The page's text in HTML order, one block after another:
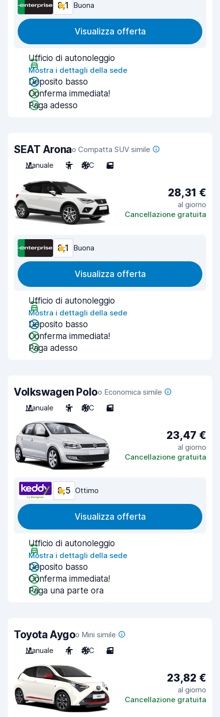
8,1 Buona
Visualizza offerta
Ufficio di autonoleggio
Mostra i dettagli della sede
Deposito basso
Conferma immediata!
Paga adesso
SEAT Aronao Compatta SUV simile
Manuale
5 A/C 5
28,31 €
al giorno
Cancellazione gratuita
8,1 Buona
Visualizza offerta
Ufficio di autonoleggio
Mostra i dettagli della sede
Deposito basso
Conferma immediata!
Paga adesso
Volkswagen Poloo Economica simile
Manuale
5 A/C 5
23,47 €
al giorno
Cancellazione gratuita
8,5 Ottimo
Visualizza offerta
Ufficio di autonoleggio
Mostra i dettagli della sede
Deposito basso
Conferma immediata!
Paga una parte ora
Toyota Aygoo Mini simile
Manuale
4 A/C 3
23,82 €
al giorno
Cancellazione gratuita